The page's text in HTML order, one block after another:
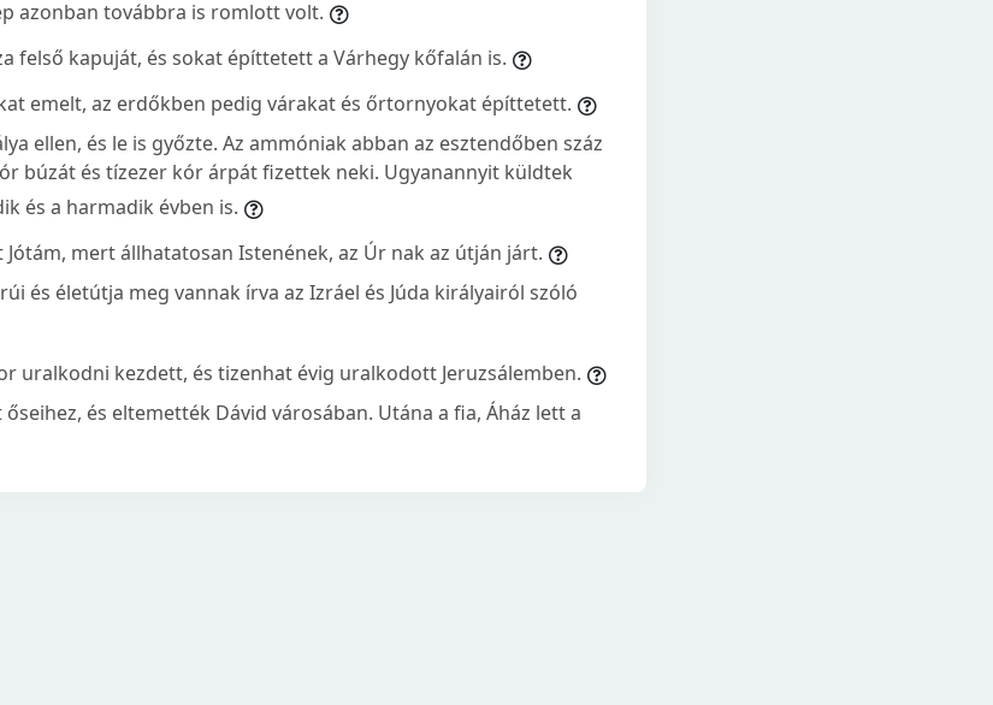
azonban továbbra is romlott volt.
felső kapuját, és sokat építtetett a Várhegy kőfalán is.
emelt, az erdőkben pedig várakat és őrtornyokat építtetett.
ellen, és le is győzte. Az ammóniak abban az esztendőben száz
búzát és tízezer kór árpát fizettek neki. Ugyanannyit küldtek
és a harmadik évben is.
mert állhatatosan Istenének, az Úr nak az útján járt.
és életútja meg vannak írva az Izráel és Júda királyairól szóló
uralkodni kezdett, és tizenhat évig uralkodott Jeruzsálemben.
és eltemették Dávid városában. Utána a fia, Áház lett a